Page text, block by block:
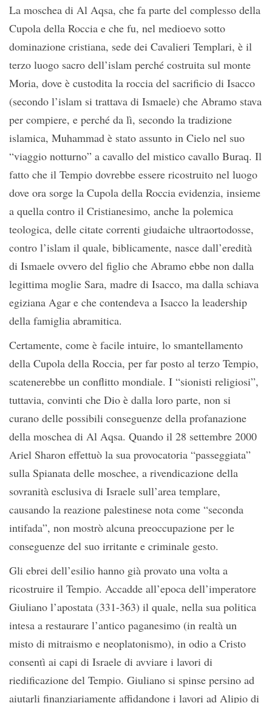
La moschea di Al Aqsa, che fa parte del complesso della
Cupola della Roccia e che fu, nel medioevo sotto
dominazione cristiana, sede dei Cavalieri Templari, è il
terzo luogo sacro dell’islam perché costruita sul monte
Moria, dove è custodita la roccia del sacrificio di Isacco
(secondo l’islam si trattava di Ismaele) che Abramo stava
per compiere, e perché da lì, secondo la tradizione
islamica, Muhammad è stato assunto in Cielo nel suo
“viaggio notturno” a cavallo del mistico cavallo Buraq. Il
fatto che il Tempio dovrebbe essere ricostruito nel luogo
dove ora sorge la Cupola della Roccia evidenzia, insieme
a quella contro il Cristianesimo, anche la polemica
teologica, delle citate correnti giudaiche ultraortodosse,
contro l’islam il quale, biblicamente, nasce dall’eredità
di Ismaele ovvero del figlio che Abramo ebbe non dalla
legittima moglie Sara, madre di Isacco, ma dalla schiava
egiziana Agar e che contendeva a Isacco la leadership
della famiglia abramitica.
Certamente, come è facile intuire, lo smantellamento
della Cupola della Roccia, per far posto al terzo Tempio,
scatenerebbe un conflitto mondiale. I “sionisti religiosi”,
tuttavia, convinti che Dio è dalla loro parte, non si
curano delle possibili conseguenze della profanazione
della moschea di Al Aqsa. Quando il 28 settembre 2000
Ariel Sharon effettuò la sua provocatoria “passeggiata”
sulla Spianata delle moschee, a rivendicazione della
sovranità esclusiva di Israele sull’area templare,
causando la reazione palestinese nota come “seconda
intifada”, non mostrò alcuna preoccupazione per le
conseguenze del suo irritante e criminale gesto.
Gli ebrei dell’esilio hanno già provato una volta a
ricostruire il Tempio. Accadde all’epoca dell’imperatore
Giuliano l’apostata (331-363) il quale, nella sua politica
intesa a restaurare l’antico paganesimo (in realtà un
misto di mitraismo e neoplatonismo), in odio a Cristo
consentì ai capi di Israele di avviare i lavori di
riedificazione del Tempio. Giuliano si spinse persino ad
aiutarli finanziariamente affidandone i lavori ad Alipio di